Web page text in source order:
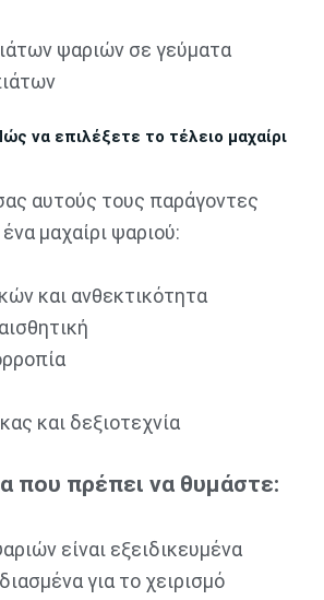
ψαριών σε γεύματα
να επιλέξετε το τέλειο μαχαίρι
αυτούς τους παράγοντες
μαχαίρι ψαριού:
και ανθεκτικότητα
και δεξιοτεχνία
που πρέπει να θυμάστε:
είναι εξειδικευμένα
για το χειρισμό